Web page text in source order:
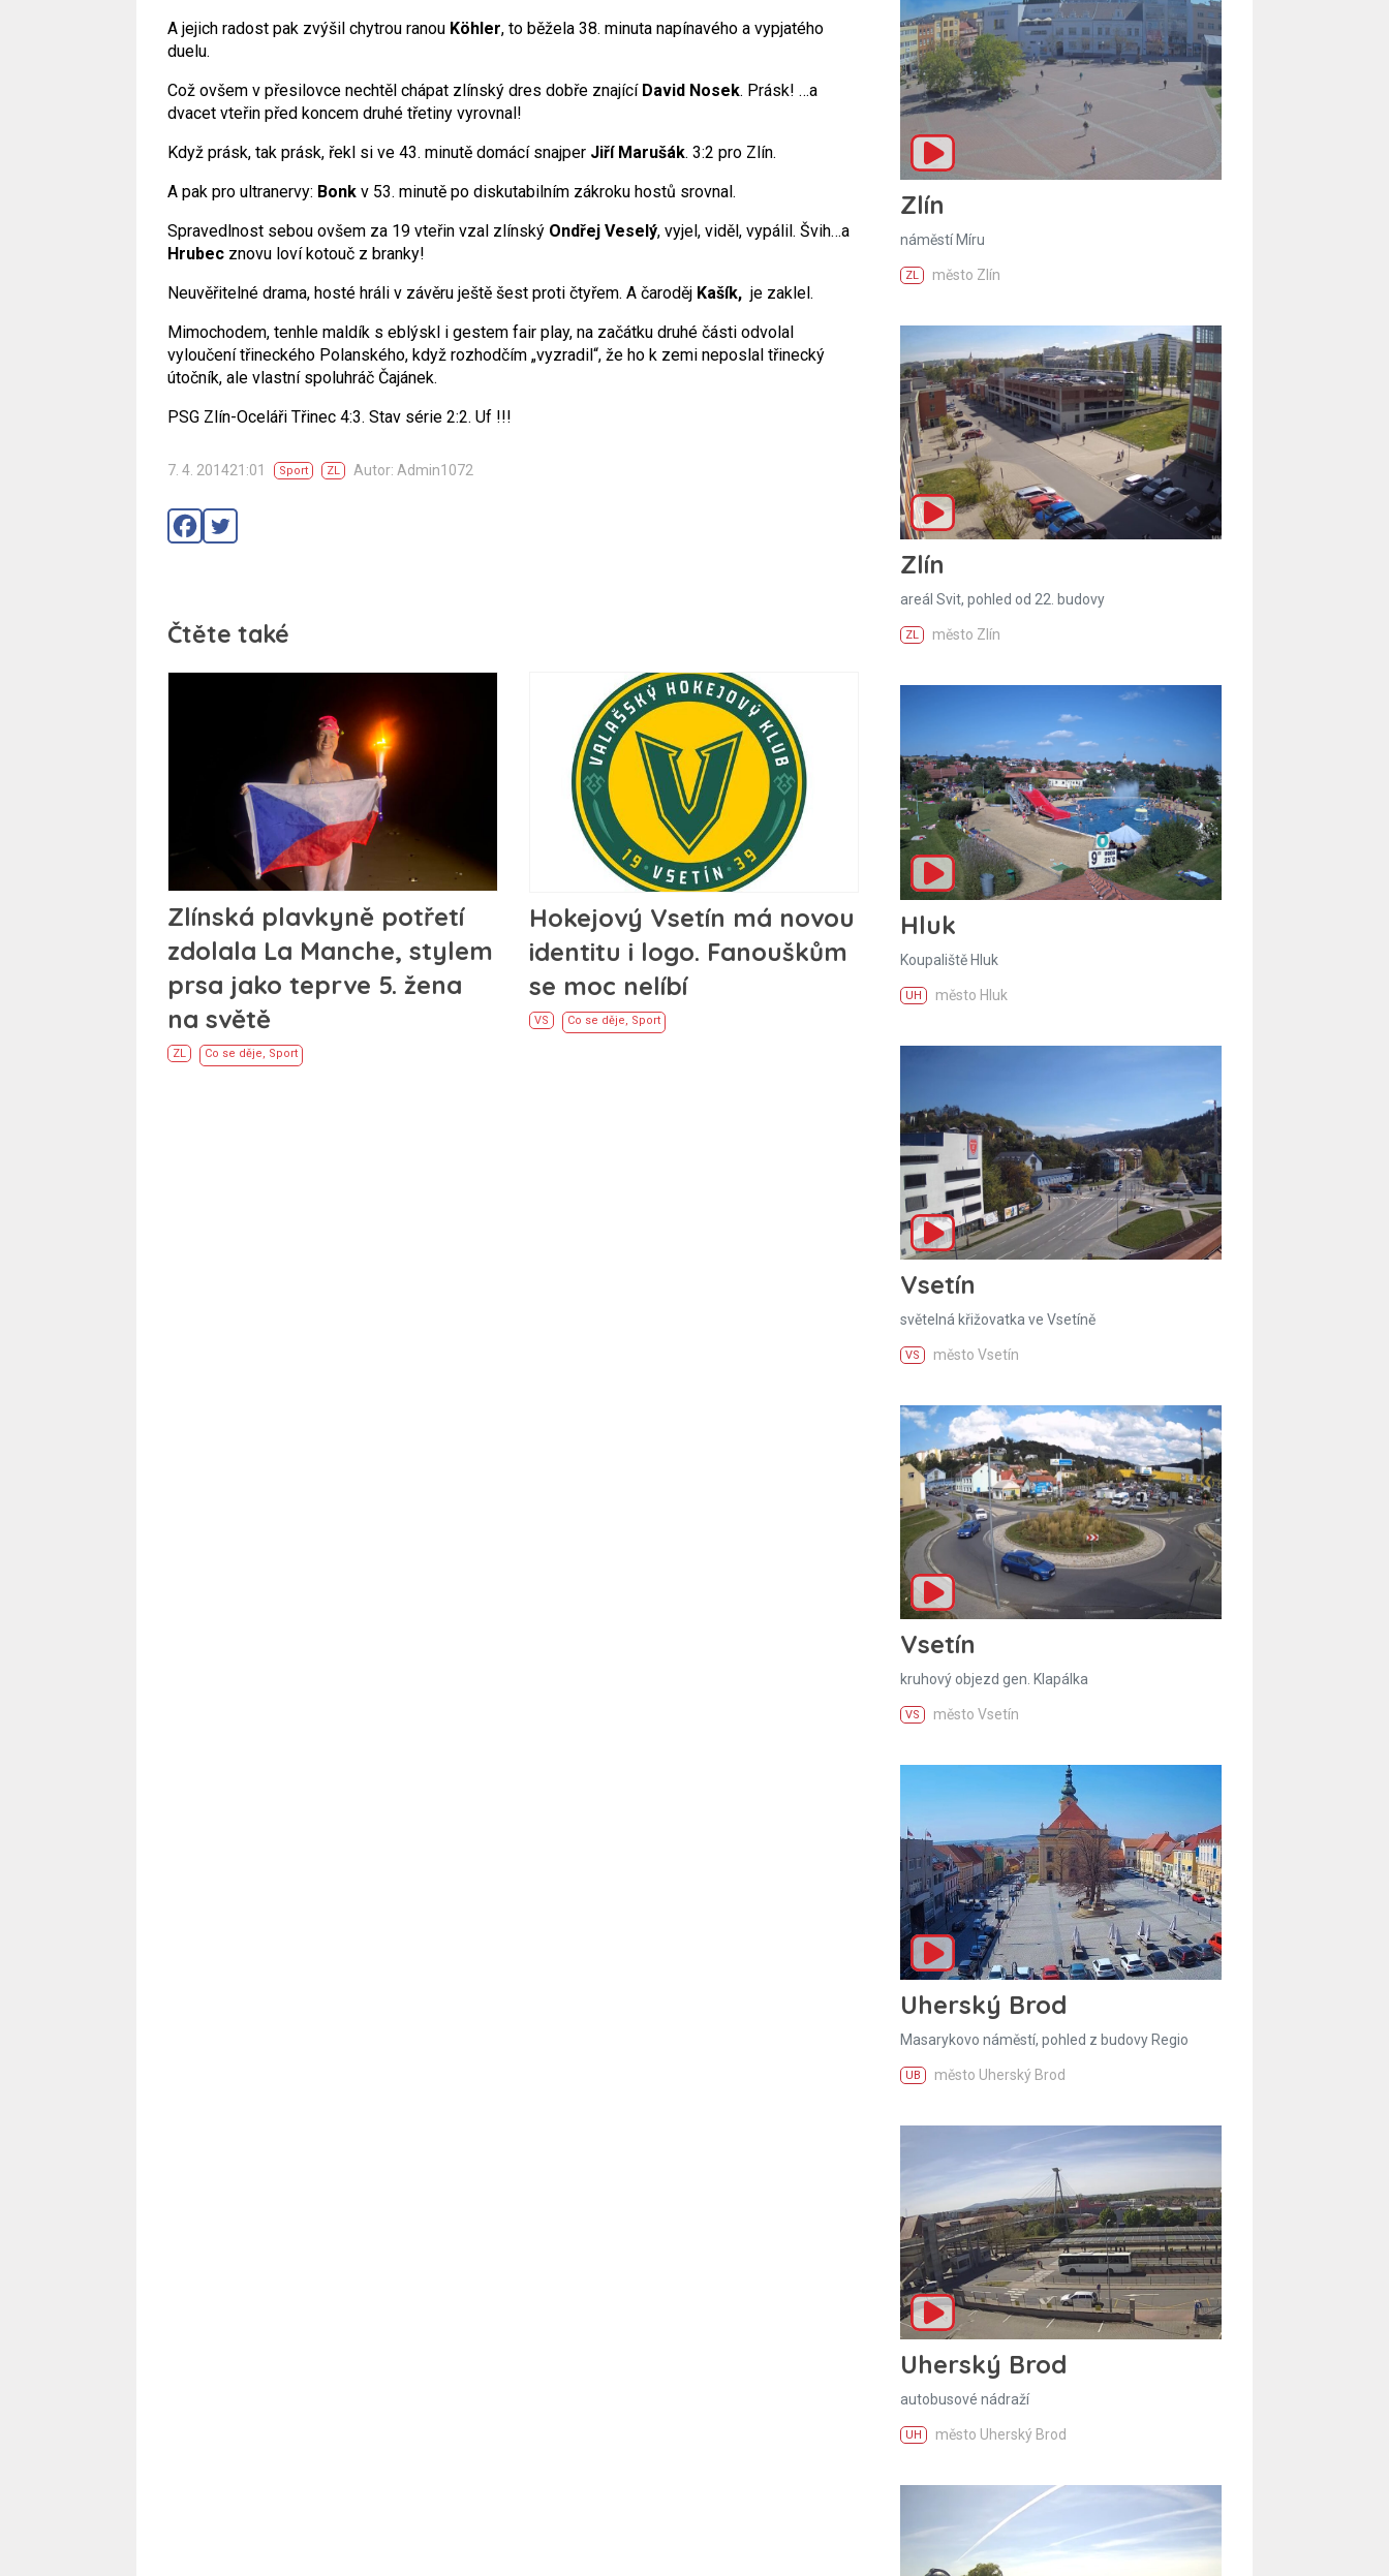
A jejich radost pak zvýšil chytrou ranou Köhler, to běžela 38. minuta napínavého a vypjatého
duelu.
Což ovšem v přesilovce nechtěl chápat zlínský dres dobře znající David Nosek. Prásk! …a
dvacet vteřin před koncem druhé třetiny vyrovnal!
Když prásk, tak prásk, řekl si ve 43. minutě domácí snajper Jiří Marušák. 3:2 pro Zlín.
A pak pro ultranervy: Bonk v 53. minutě po diskutabilním zákroku hostů srovnal.
Spravedlnost sebou ovšem za 19 vteřin vzal zlínský Ondřej Veselý, vyjel, viděl, vypálil. Švih…a
Hrubec znovu loví kotouč z branky!
Neuvěřitelné drama, hosté hráli v závěru ještě šest proti čtyřem. A čaroděj Kašík, je zaklel.
Mimochodem, tenhle maldík s eblýskl i gestem fair play, na začátku druhé části odvolal
vyloučení třineckého Polanského, když rozhodčím „vyzradil“, že ho k zemi neposlal třinecký
útočník, ale vlastní spoluhráč Čajánek.
PSG Zlín-Oceláři Třinec 4:3. Stav série 2:2. Uf !!!
7. 4. 201421:01 Sport ZL Autor: Admin1072
Čtěte také
Zlínská plavkyně potřetí
zdolala La Manche, stylem
prsa jako teprve 5. žena
na světě
ZL Co se děje, Sport
Hokejový Vsetín má novou
identitu i logo. Fanouškům
se moc nelíbí
VS Co se děje, Sport
Zlín
náměstí Míru
ZL město Zlín
Zlín
areál Svit, pohled od 22. budovy
ZL město Zlín
Hluk
Koupaliště Hluk
UH město Hluk
Vsetín
světelná křižovatka ve Vsetíně
VS město Vsetín
Vsetín
kruhový objezd gen. Klapálka
VS město Vsetín
Uherský Brod
Masarykovo náměstí, pohled z budovy Regio
UB město Uherský Brod
Uherský Brod
autobusové nádraží
UH město Uherský Brod